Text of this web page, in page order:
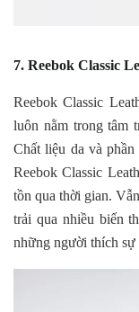
7. Reebok Classic
Reebok Classic
luôn nằm trong tâm
Chất liệu da và
Reebok Classic
tồn qua thời gian.
trải qua nhiều biến
những người thích sự